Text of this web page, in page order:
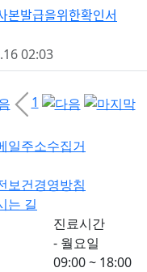
02:03
1
일주소수집거
보건경영방침
는 길
진료시간
- 월요일
09:00 ~ 18:00